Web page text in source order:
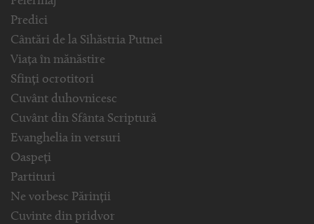
Predici
Cântări de la Sihăstria Putnei
Viața în mănăstire
Sfinți ocrotitori
Cuvânt duhovnicesc
Cuvânt din Sfânta Scriptură
Evanghelia in versuri
Oaspeți
Partituri
Ne vorbesc Părinții
Cuvinte din pridvor